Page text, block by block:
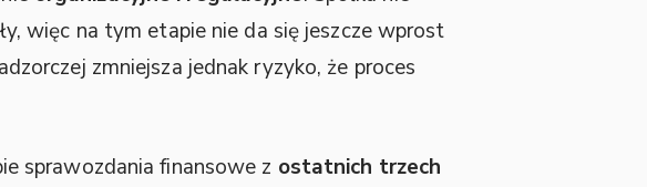
więc na tym etapie nie da się jeszcze wprost
zmniejsza jednak ryzyko, że proces
sprawozdania finansowe z ostatnich trzech